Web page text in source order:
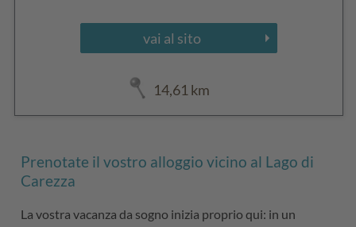
vai al sito
14,61 km
Prenotate il vostro alloggio vicino al Lago di
Carezza
La vostra vacanza da sogno inizia proprio qui: in un